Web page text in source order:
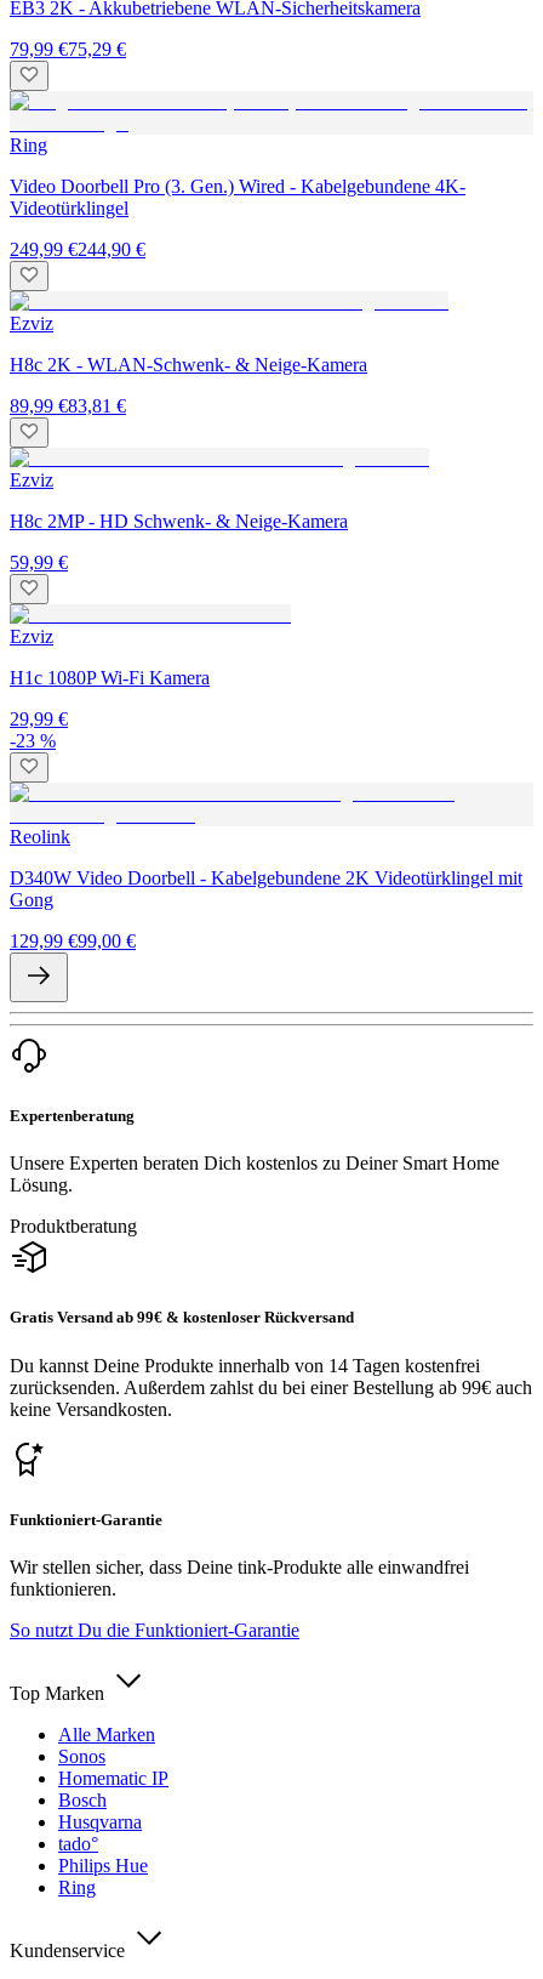
EB3 2K - Akkubetriebene WLAN-Sicherheitskamera
79,99 €75,29 €
Ring
Video Doorbell Pro (3. Gen.) Wired - Kabelgebundene 4K-
Videotürklingel
249,99 €244,90 €
Ezviz
H8c 2K - WLAN-Schwenk- & Neige-Kamera
89,99 €83,81 €
Ezviz
H8c 2MP - HD Schwenk- & Neige-Kamera
59,99 €
Ezviz
H1c 1080P Wi-Fi Kamera
29,99 €
-23 %
Reolink
D340W Video Doorbell - Kabelgebundene 2K Videotürklingel mit
Gong
129,99 €99,00 €
Expertenberatung
Unsere Experten beraten Dich kostenlos zu Deiner Smart Home
Lösung.
Produktberatung
Gratis Versand ab 99€ & kostenloser Rückversand
Du kannst Deine Produkte innerhalb von 14 Tagen kostenfrei
zurücksenden. Außerdem zahlst du bei einer Bestellung ab 99€ auch
keine Versandkosten.
Funktioniert-Garantie
Wir stellen sicher, dass Deine tink-Produkte alle einwandfrei
funktionieren.
So nutzt Du die Funktioniert-Garantie
Top Marken
Alle Marken
Sonos
Homematic IP
Bosch
Husqvarna
tado°
Philips Hue
Ring
Kundenservice